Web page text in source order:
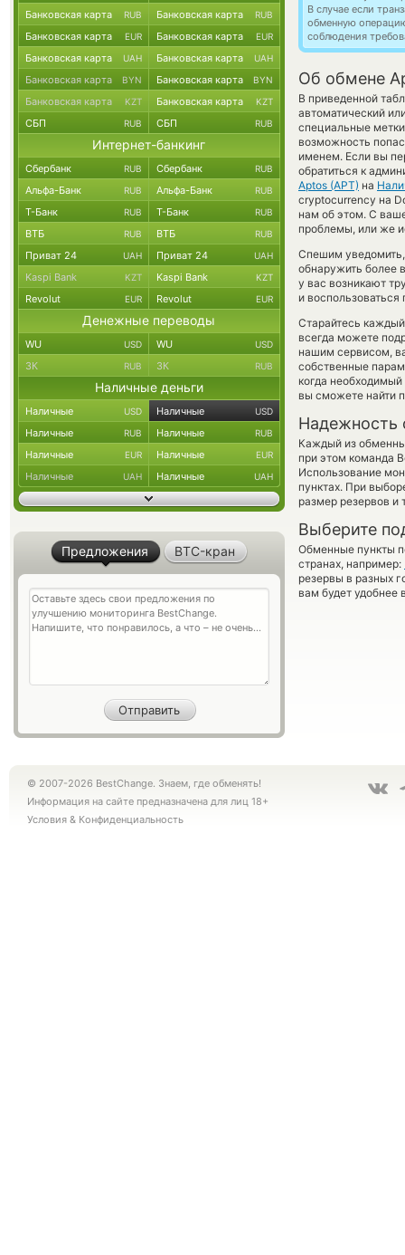
В случае если
обменную
соблюдения
Об обмене
В приведенной
автоматический
специальные
возможность
именем. Если вы
обратиться к
Aptos (APT) на
cryptocurrency на
нам об этом. С
проблемы, или же
Спешим
обнаружить более
у вас возникают
и
Старайтесь
всегда можете
нашим сервисом,
собственные
когда
вы сможете найти
Надежность
Каждый из
при этом команда
Использование
пунктах. При
размер резервов и
Выберите
Обменные пункты
странах, например:
резервы в разных
вам будет удобнее
Банковская карта RUB Банковская карта RUB
Банковская карта EUR Банковская карта EUR
Банковская карта UAH Банковская карта UAH
Банковская карта BYN Банковская карта BYN
Банковская карта KZT Банковская карта KZT
СБП RUB СБП RUB
Интернет-банкинг
Сбербанк RUB Сбербанк RUB
Альфа-Банк RUB Альфа-Банк RUB
Т-Банк RUB Т-Банк RUB
ВТБ RUB ВТБ RUB
Приват 24 UAH Приват 24 UAH
Kaspi Bank KZT Kaspi Bank KZT
Revolut EUR Revolut EUR
Денежные переводы
WU USD WU USD
ЗК RUB ЗК RUB
Наличные деньги
Наличные USD Наличные USD
Наличные RUB Наличные RUB
Наличные EUR Наличные EUR
Наличные UAH Наличные UAH
Предложения BTC-кран
© 2007-2026 BestChange. Знаем, где обменять!
Информация на сайте предназначена для лиц 18+
Условия & Конфиденциальность